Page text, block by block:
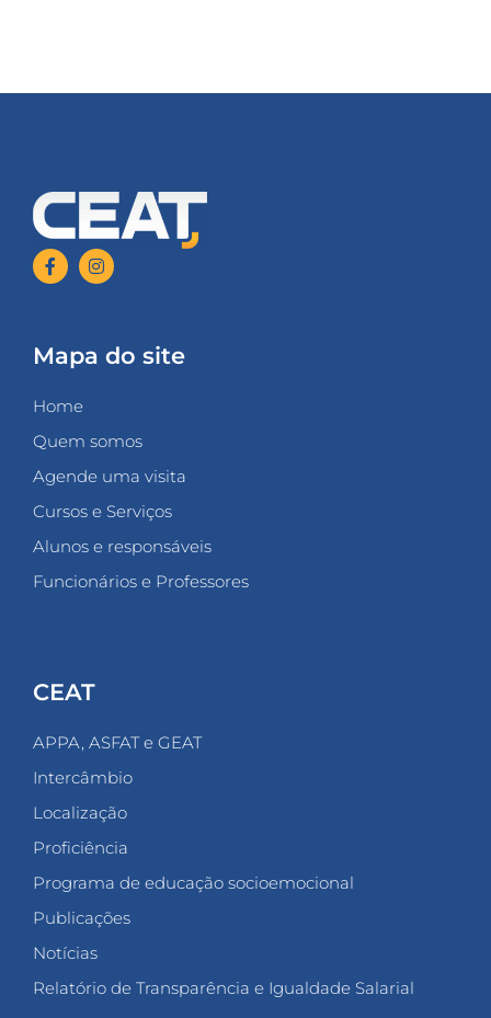
Mapa do site
Home
Quem somos
Agende uma visita
Cursos e Serviços
Alunos e responsáveis
Funcionários e Professores
CEAT
APPA, ASFAT e GEAT
Intercâmbio
Localização
Proficiência
Programa de educação socioemocional
Publicações
Notícias
Relatório de Transparência e Igualdade Salarial